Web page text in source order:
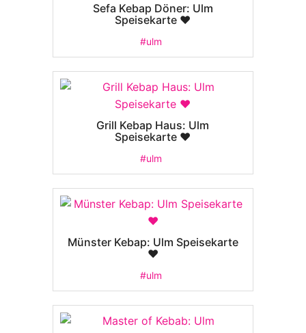
Sefa Kebap Döner: Ulm
Speisekarte ❤️
#ulm
Grill Kebap Haus: Ulm
Speisekarte ❤️
#ulm
Münster Kebap: Ulm Speisekarte
❤️
#ulm